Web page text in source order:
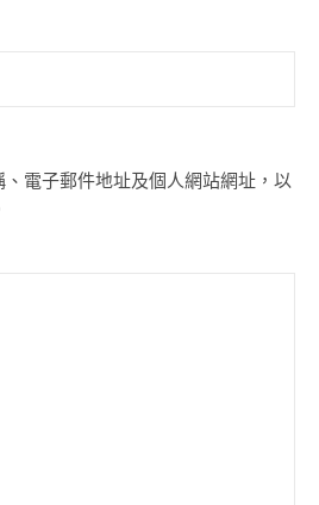
、電子郵件地址及個人網站網址，以